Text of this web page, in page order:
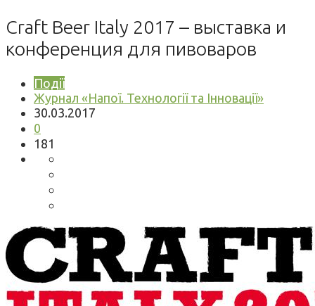
Craft Beer Italy 2017 – выставка и
конференция для пивоваров
Події
Журнал «Напої. Технології та Інновації»
30.03.2017
0
181